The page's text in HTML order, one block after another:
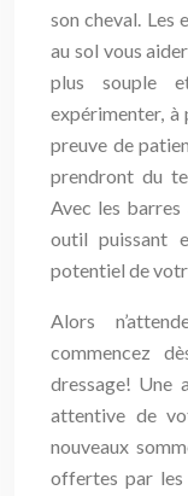
son cheval. Les
au sol vous
plus souple
expérimenter, à
preuve de
prendront du
Avec les barres
outil puissant
potentiel de
Alors
commencez
dressage! Une
attentive de
nouveaux
offertes par